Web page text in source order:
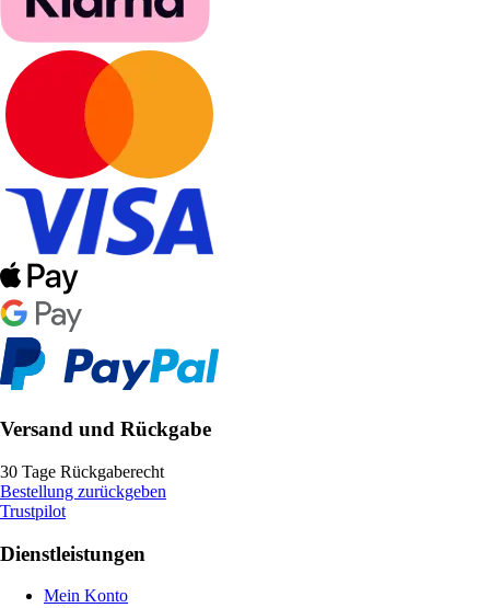
Versand und Rückgabe
30 Tage Rückgaberecht
Bestellung zurückgeben
Trustpilot
Dienstleistungen
Mein Konto